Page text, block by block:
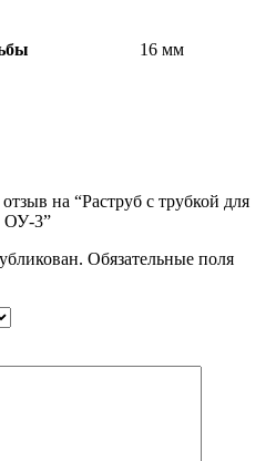
16 мм
на “Раструб с трубкой для
ОУ-3”
Обязательные поля